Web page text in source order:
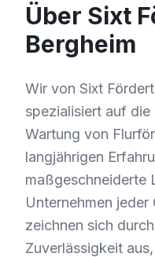
Über Sixt
Bergheim
Wir von Sixt
spezialisiert auf
Wartung von
langjährigen
maßgeschneiderte
Unternehmen
zeichnen sich
Zuverlässigkeit